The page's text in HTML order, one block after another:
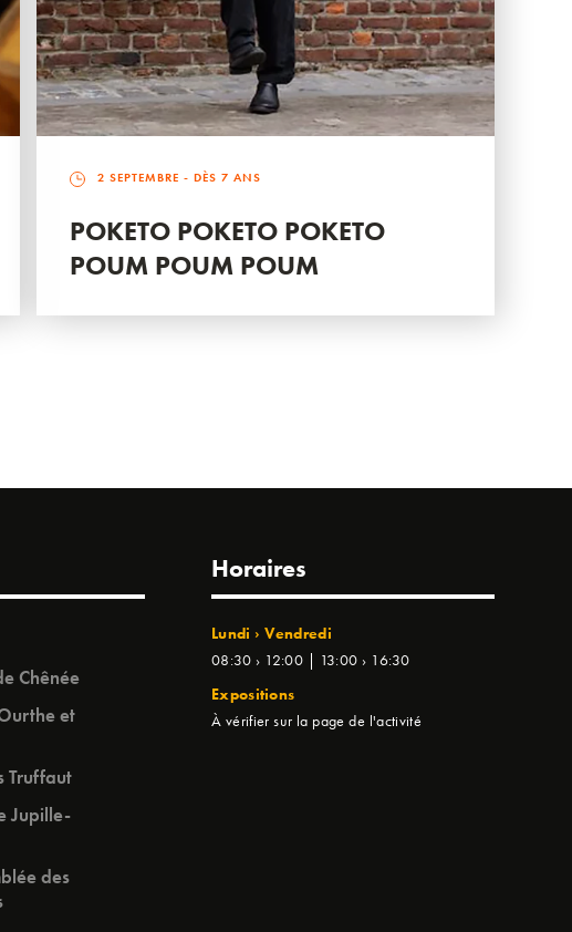
2 SEPTEMBRE - DÈS 7 ANS
POKETO POKETO POKETO
POUM POUM POUM
Chênée
et
Truffaut
Jupille-
des
Horaires
Lundi › Vendredi
08:30 › 12:00 | 13:00 › 16:30
Expositions
À vérifier sur la page de l'activité